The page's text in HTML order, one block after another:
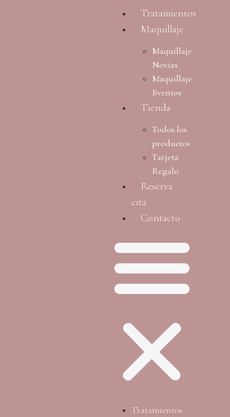
Tratamientos
Maquillaje
Maquillaje
Novias
Maquillaje
Eventos
Tienda
Todos los
productos
Tarjeta
Regalo
Reserva
cita
Contacto
Tratamientos